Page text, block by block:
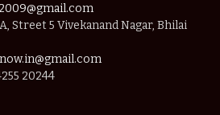
Street 5 Vivekanand Nagar, Bhilai
20244